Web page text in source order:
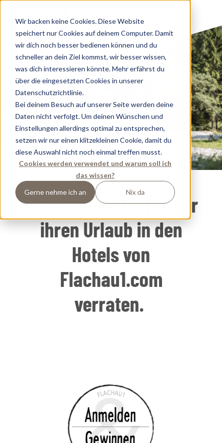
Wir backen keine Cookies. Diese Website
speichert nur Cookies auf deinem Computer. Damit
wir dich noch besser bedienen können und du
schneller an dein Ziel kommst, wir besser wissen,
was dich interessieren könnte. Mehr erfährst du
über die eingesetzten Cookies in unserer
Datenschutzrichtlinie.
Bei deinem Besuch auf unserer Seite werden deine
Daten nicht verfolgt. Um deinen Wünschen und
Einstellungen allerdings optimal zu entsprechen,
setzen wir nur einen klitzekleinen Cookie, damit du
diese Auswahl nicht noch einmal treffen musst.
Cookies werden verwendet und warum soll ich
das wissen?
Gerne nehme ich an Nix da
Was andere Gäste über
ihren Urlaub in den
Hotels von
Flachau1.com
verraten.